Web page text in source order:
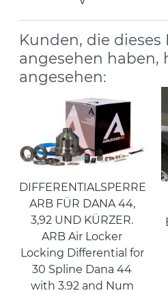
Kunden, die
angesehen haben,
angesehen:
DIFFERENTIALSPERRE
ARB FÜR DANA 44,
3,92 UND KÜRZER.
ARB Air Locker
Locking Differential for
30 Spline Dana 44
with 3.92 and Num